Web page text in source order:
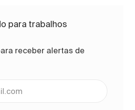
para trabalhos
receber alertas de